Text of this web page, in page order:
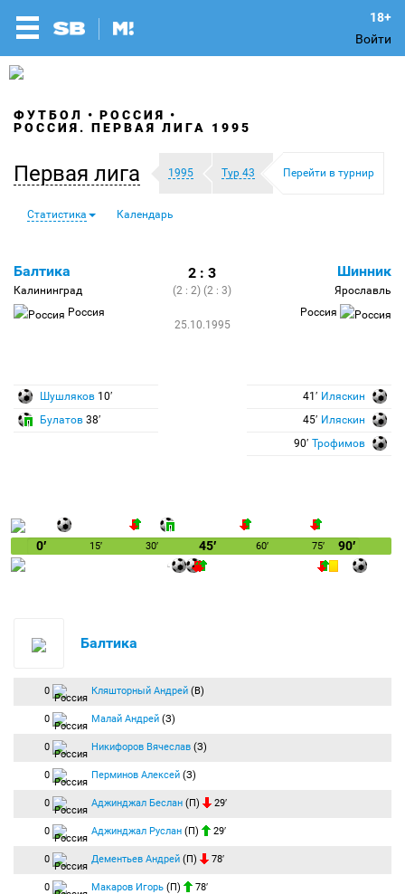
Войти
ФУТБОЛ
РОССИЯ
РОССИЯ. ПЕРВАЯ ЛИГА 1995
Первая лига 1995 Тур 43 Перейти в турнир
Статистика Календарь
Балтика
Калининград
Россия
2 : 3
(2 : 2) (2 : 3)
25.10.1995
Шинник
Ярославль
Россия
Шушляков 10′
Булатов 38′
41′ Иляскин
45′ Иляскин
90′ Трофимов
0′ 15′ 30′ 45′ 60′ 75′ 90′
Балтика
0 Кляшторный Андрей (В)
0 Малай Андрей (З)
0 Никифоров Вячеслав (З)
0 Перминов Алексей (З)
0 Аджинджал Беслан (П) 29′
0 Аджинджал Руслан (П) 29′
0 Дементьев Андрей (П) 78′
0 Макаров Игорь (П) 78′